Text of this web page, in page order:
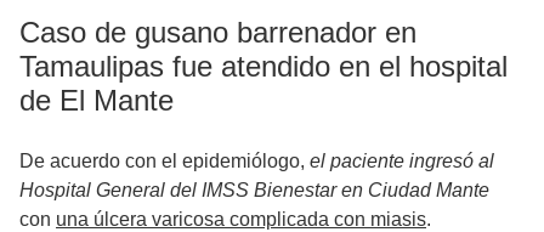
Caso de gusano barrenador en
Tamaulipas fue atendido en el hospital
de El Mante
De acuerdo con el epidemiólogo, el paciente ingresó al
Hospital General del IMSS Bienestar en Ciudad Mante
con una úlcera varicosa complicada con miasis.